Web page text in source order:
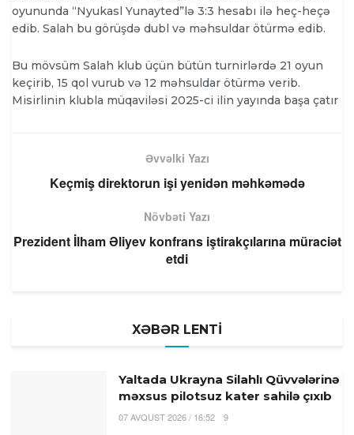
oyununda “Nyukasl Yunayted”lə 3:3 hesabı ilə heç-heçə
edib. Salah bu görüşdə dubl və məhsuldar ötürmə edib.
Bu mövsüm Salah klub üçün bütün turnirlərdə 21 oyun
keçirib, 15 qol vurub və 12 məhsuldar ötürmə verib.
Misirlinin klubla müqaviləsi 2025-ci ilin yayında başa çatır
Əvvəlki Yazı
Keçmiş direktorun işi yenidən məhkəmədə
Növbəti Yazı
Prezident İlham Əliyev konfrans iştirakçılarına müraciət
etdi
XƏBƏR LENTİ
Yaltada Ukrayna Silahlı Qüvvələrinə
məxsus pilotsuz kater sahilə çıxıb
07 AVQUST 2026 / 16:52 9